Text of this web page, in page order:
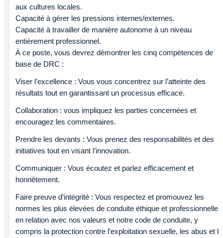
aux cultures locales.
Capacité à gérer les pressions internes/externes.
Capacité à travailler de manière autonome à un niveau
entièrement professionnel.
À ce poste, vous devrez démontrer les cinq compétences de
base de DRC :
Viser l’excellence : Vous vous concentrez sur l’atteinte des
résultats tout en garantissant un processus efficace.
Collaboration : vous impliquez les parties concernées et
encouragez les commentaires.
Prendre les devants : Vous prenez des responsabilités et des
initiatives tout en visant l’innovation.
Communiquer : Vous écoutez et parlez efficacement et
honnêtement.
Faire preuve d’intégrité : Vous respectez et promouvez les
normes les plus élevées de conduite éthique et professionnelle
en relation avec nos valeurs et notre code de conduite, y
compris la protection contre l’exploitation sexuelle, les abus et le